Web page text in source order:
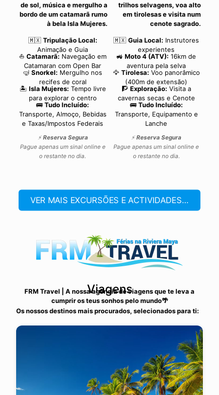
de sol, música e mergulho a
bordo de um catamarã rumo
à bela Isla Mujeres.
🇲🇽 Tripulação Local:
Animação e Guia
⛵ Catamarã: Navegação em
Catamaran com Open Bar
🤿Snorkel: Mergulho nos
recifes de coral
🏝️ Isla Mujeres: Tempo livre
para explorar o centro
🚌Tudo Incluído:
Transporte, Almoço, Bebidas
e Taxas/Impostos Federais
⚡ Reserva Segura
Pague apenas um sinal online e
o restante no dia.
trilhos selvagens, voa alto
em tirolesas e visita num
cenote sagrado.
🇲🇽 Guia Local: Instrutores
experientes
🚜 Moto 4 (ATV): 16km de
aventura pela selva
🦅 Tirolesa: Voo panorâmico
(400m de extensão)
🧗 Exploração: Visita a
cavernas secas e Cenote
🚌 Tudo Incluído:
Transporte, Equipamento e
Lanche
⚡ Reserva Segura
Pague apenas um sinal online e
o restante no dia.
VER MAIS EXCURSÕES E ACTIVIDADES…
Viagens
FRM Travel | A nossa agência de viagens que te leva a
cumprir os teus sonhos pelo mundo🌴
Os nossos destinos mais procurados, selecionados para ti: